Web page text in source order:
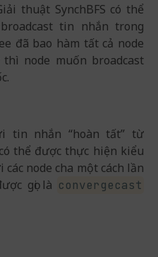
thuật SynchBFS có thể
tin nhắn trong
đã bao hàm tất cả node
node muốn broadcast
tin nhắn “hoàn tất” từ
thể được thực hiện kiểu
node cha một cách lần
gọi là convergecast